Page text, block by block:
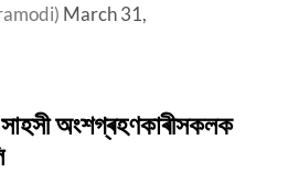
March 31,
অংশগ্ৰহণকাৰীসকলক